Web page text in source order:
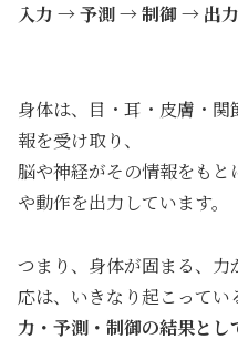
入力 → 予測 → 制御 → 出力
身体は、目・耳・皮膚・
報を受け取り、
脳や神経がその情報をも
や動作を出力しています。
つまり、身体が固まる、
応は、いきなり起こって
力・予測・制御の結果とし